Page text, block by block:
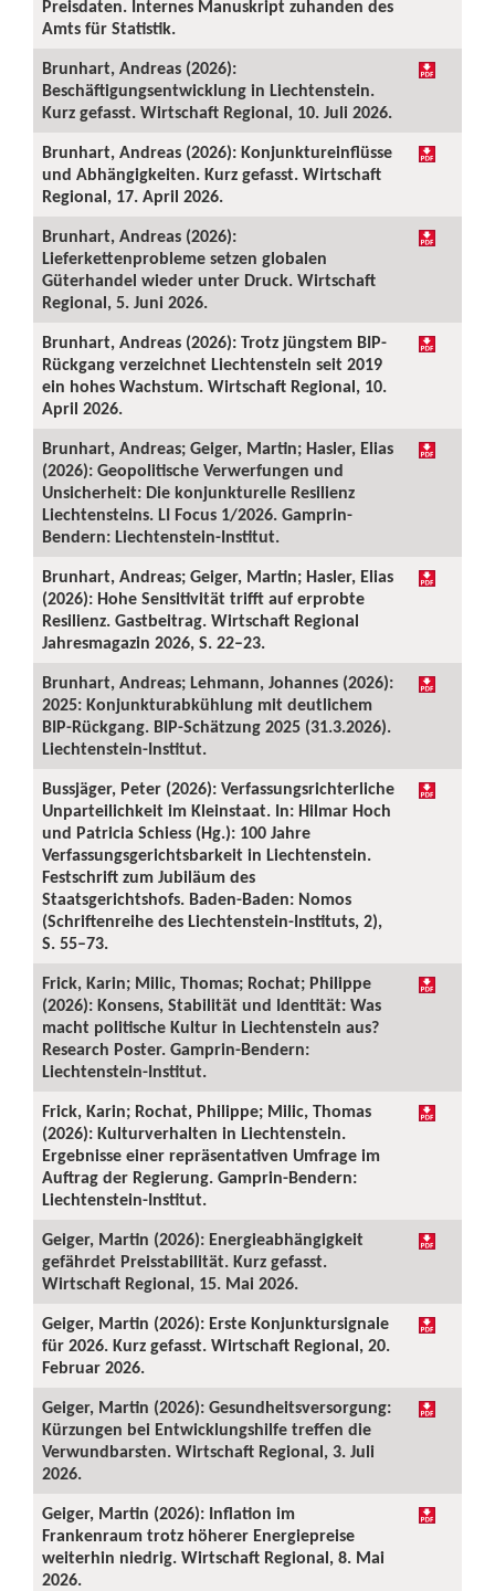
Preisdaten. Internes Manuskript zuhanden des
Amts für Statistik.
Brunhart, Andreas (2026):
Beschäftigungsentwicklung in Liechtenstein.
Kurz gefasst. Wirtschaft Regional, 10. Juli 2026.
Brunhart, Andreas (2026): Konjunktureinflüsse
und Abhängigkeiten. Kurz gefasst. Wirtschaft
Regional, 17. April 2026.
Brunhart, Andreas (2026):
Lieferkettenprobleme setzen globalen
Güterhandel wieder unter Druck. Wirtschaft
Regional, 5. Juni 2026.
Brunhart, Andreas (2026): Trotz jüngstem BIP-
Rückgang verzeichnet Liechtenstein seit 2019
ein hohes Wachstum. Wirtschaft Regional, 10.
April 2026.
Brunhart, Andreas; Geiger, Martin; Hasler, Elias
(2026): Geopolitische Verwerfungen und
Unsicherheit: Die konjunkturelle Resilienz
Liechtensteins. LI Focus 1/2026. Gamprin-
Bendern: Liechtenstein-Institut.
Brunhart, Andreas; Geiger, Martin; Hasler, Elias
(2026): Hohe Sensitivität trifft auf erprobte
Resilienz. Gastbeitrag. Wirtschaft Regional
Jahresmagazin 2026, S. 22–23.
Brunhart, Andreas; Lehmann, Johannes (2026):
2025: Konjunkturabkühlung mit deutlichem
BIP-Rückgang. BIP-Schätzung 2025 (31.3.2026).
Liechtenstein-Institut.
Bussjäger, Peter (2026): Verfassungsrichterliche
Unparteilichkeit im Kleinstaat. In: Hilmar Hoch
und Patricia Schiess (Hg.): 100 Jahre
Verfassungsgerichtsbarkeit in Liechtenstein.
Festschrift zum Jubiläum des
Staatsgerichtshofs. Baden-Baden: Nomos
(Schriftenreihe des Liechtenstein-Instituts, 2),
S. 55–73.
Frick, Karin; Milic, Thomas; Rochat; Philippe
(2026): Konsens, Stabilität und Identität: Was
macht politische Kultur in Liechtenstein aus?
Research Poster. Gamprin-Bendern:
Liechtenstein-Institut.
Frick, Karin; Rochat, Philippe; Milic, Thomas
(2026): Kulturverhalten in Liechtenstein.
Ergebnisse einer repräsentativen Umfrage im
Auftrag der Regierung. Gamprin-Bendern:
Liechtenstein-Institut.
Geiger, Martin (2026): Energieabhängigkeit
gefährdet Preisstabilität. Kurz gefasst.
Wirtschaft Regional, 15. Mai 2026.
Geiger, Martin (2026): Erste Konjunktursignale
für 2026. Kurz gefasst. Wirtschaft Regional, 20.
Februar 2026.
Geiger, Martin (2026): Gesundheitsversorgung:
Kürzungen bei Entwicklungshilfe treffen die
Verwundbarsten. Wirtschaft Regional, 3. Juli
2026.
Geiger, Martin (2026): Inflation im
Frankenraum trotz höherer Energiepreise
weiterhin niedrig. Wirtschaft Regional, 8. Mai
2026.